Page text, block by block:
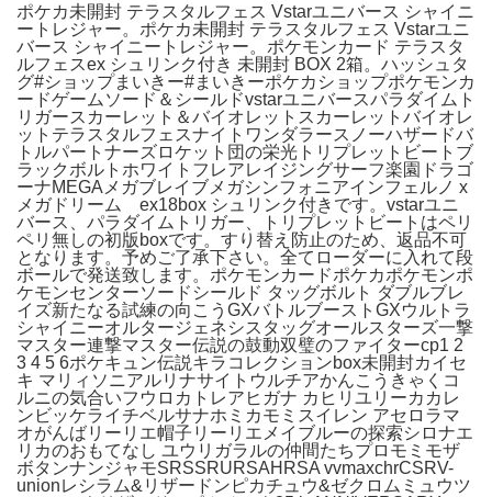
ポケカ未開封 テラスタルフェス Vstarユニバース シャイニ
ートレジャー。ポケカ未開封 テラスタルフェス Vstarユニ
バース シャイニートレジャー。ポケモンカード テラスタ
ルフェスex シュリンク付き 未開封 BOX 2箱。ハッシュタ
グ#ショップまいきー#まいきーポケカショップポケモンカ
ードゲームソード＆シールドvstarユニバースパラダイムト
リガースカーレット＆バイオレットスカーレットバイオレ
ットテラスタルフェスナイトワンダラースノーハザードバ
トルパートナーズロケット団の栄光トリプレットビートブ
ラックボルトホワイトフレアレイジングサーフ楽園ドラゴ
ーナMEGAメガブレイブメガシンフォニアインフェルノ x
メガドリーム ex18box シュリンク付きです。vstarユニ
バース、パラダイムトリガー、トリプレットビートはペリ
ペリ無しの初版boxです。すり替え防止のため、返品不可
となります。予めご了承下さい。全てローダーに入れて段
ボールで発送致します。ポケモンカードポケカポケモンポ
ケモンセンターソードシールド タッグボルト ダブルブレ
イズ新たなる試練の向こうGXバトルブーストGXウルトラ
シャイニーオルタージェネシスタッグオールスターズ一撃
マスター連撃マスター伝説の鼓動双璧のファイターcp1 2
3 4 5 6ポケキュン伝説キラコレクションbox未開封カイセ
キ マリィソニアルリナサイトウルチアかんこうきゃくコ
ルニの気合いフウロカトレアヒガナ カヒリユリーカカレ
ンビッケライチベルサナホミカモミスイレン アセロラマ
オがんばリーリエ帽子リーリエメイブルーの探索シロナエ
リカのおもてなし ユウリガラルの仲間たちプロモミモザ
ボタンナンジャモSRSSRURSAHRSA vvmaxchrCSRV-
unionレシラム&リザードンピカチュウ&ゼクロムミュウツ